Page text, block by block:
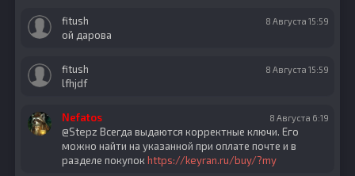
fitush 8 Августа 15:59
ой дарова
fitush 8 Августа 15:59
lfhjdf
Nefatos 8 Августа 6:19
@Stepz Всегда выдаются корректные ключи. Его
можно найти на указанной при оплате почте и в
разделе покупок https://keyran.ru/buy/?my